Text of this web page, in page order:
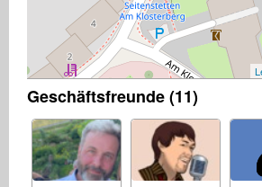
Geschäftsfreunde (11)